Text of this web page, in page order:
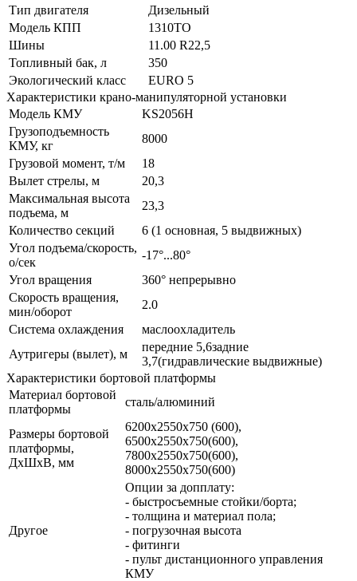
Тип двигателя
Дизельный
Модель КПП
1310TO
Шины
11.00 R22,5
Топливный бак, л
350
Экологический класс
EURO 5
Характеристики крано-манипуляторной установки
Модель КМУ
KS2056H
Грузоподъемность
КМУ, кг
8000
Грузовой момент, т/м
18
Вылет стрелы, м
20,3
Максимальная высота
подъема, м
23,3
Количество секций
6 (1 основная, 5 выдвижных)
Угол подъема/скорость,
о/сек
-17°...80°
Угол вращения
360° непрерывно
Скорость вращения,
мин/оборот
2.0
Система охлаждения
маслоохладитель
Аутригеры (вылет), м
передние 5,6задние
3,7(гидравлические выдвижные)
Характеристики бортовой платформы
Материал бортовой
платформы
сталь/алюминий
Размеры бортовой
платформы,
ДхШхВ, мм
6200х2550х750 (600),
6500х2550х750(600),
7800х2550х750(600),
8000х2550х750(600)
Другое
Опции за допплату:
- быстросъемные стойки/борта;
- толщина и материал пола;
- погрузочная высота
- фитинги
- пульт дистанционного управления
КМУ